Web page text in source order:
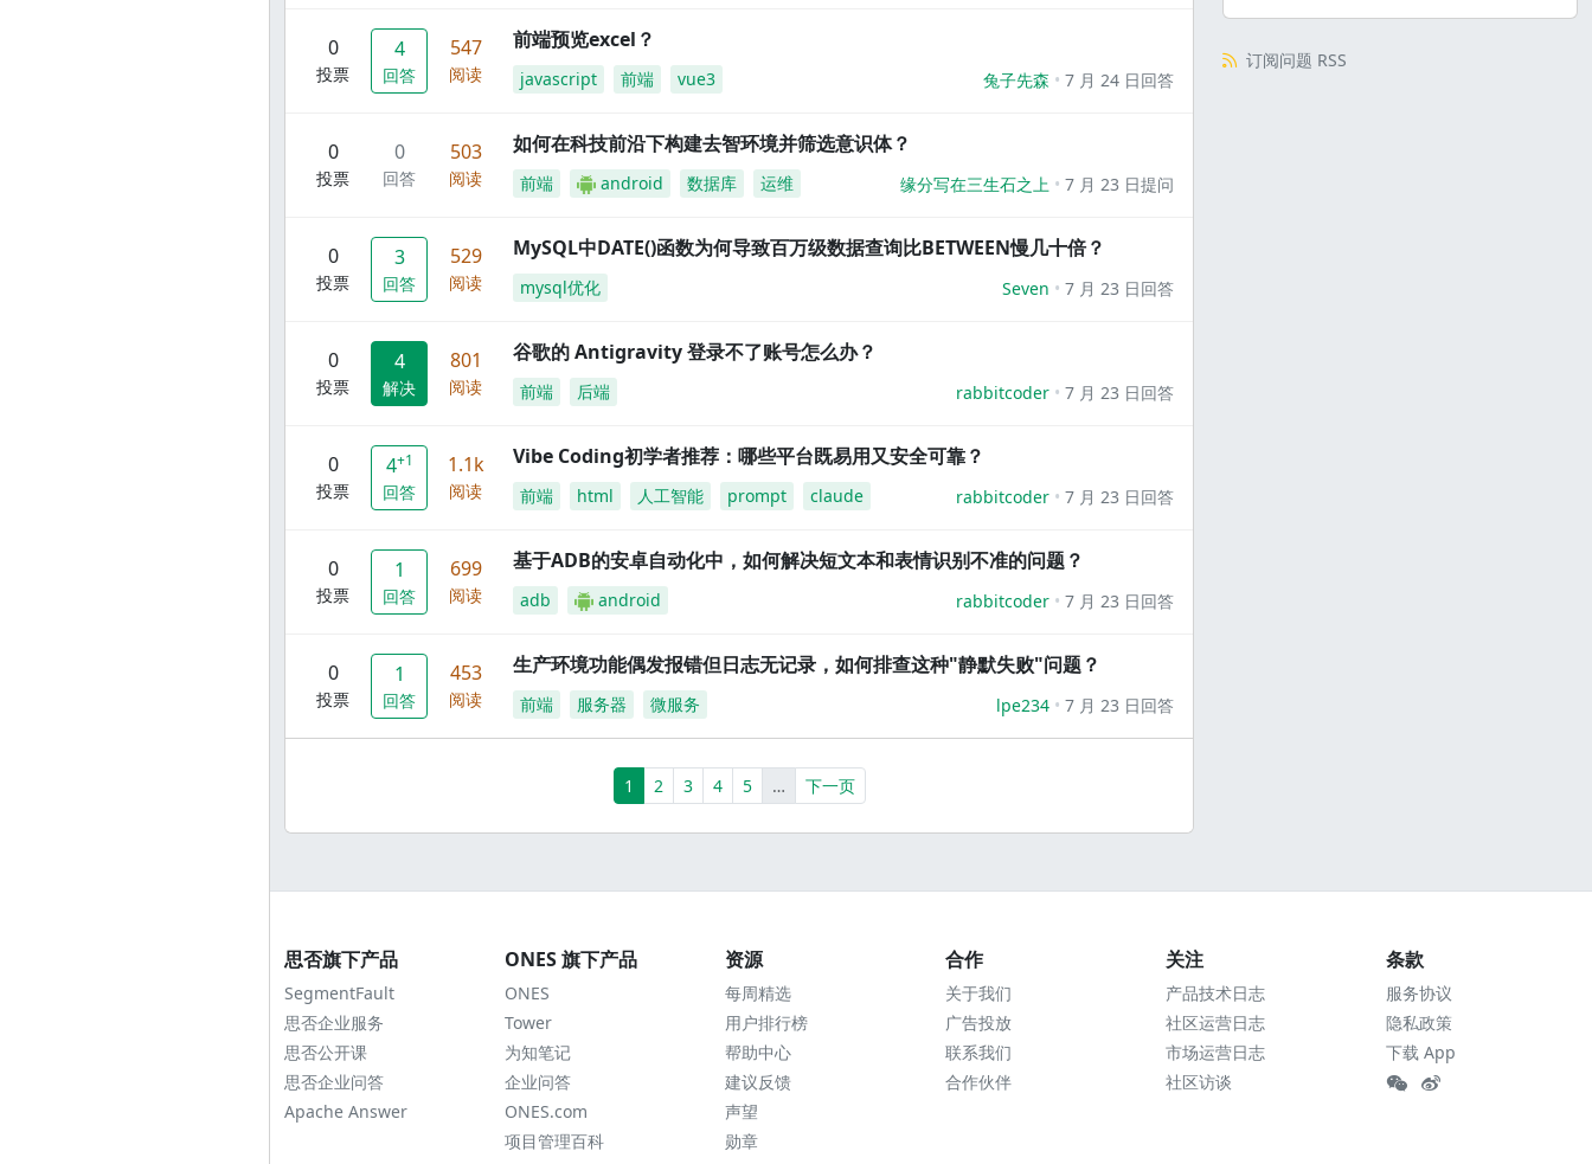
0
投票
4
回答
547
阅读
前端预览excel？
javascript 前端 vue3 兔子先森 7 月 24 日回答
0
投票
0
回答
503
阅读
如何在科技前沿下构建去智环境并筛选意识体？
前端 android 数据库 运维 缘分写在三生石之上 7 月 23 日提问
0
投票
3
回答
529
阅读
MySQL中DATE()函数为何导致百万级数据查询比BETWEEN慢几十倍？
mysql优化 Seven 7 月 23 日回答
0
投票
4
解决
801
阅读
谷歌的 Antigravity 登录不了账号怎么办？
前端 后端 rabbitcoder 7 月 23 日回答
0
投票
4+1
回答
1.1k
阅读
Vibe Coding初学者推荐：哪些平台既易用又安全可靠？
前端 html 人工智能 prompt claude rabbitcoder 7 月 23 日回答
0
投票
1
回答
699
阅读
基于ADB的安卓自动化中，如何解决短文本和表情识别不准的问题？
adb android rabbitcoder 7 月 23 日回答
0
投票
1
回答
453
阅读
生产环境功能偶发报错但日志无记录，如何排查这种"静默失败"问题？
前端 服务器 微服务 lpe234 7 月 23 日回答
1 (current)
2 3 4 5 …More下一页
订阅问题 RSS
思否旗下产品
SegmentFault
思否企业服务
思否公开课
思否企业问答
Apache Answer
ONES 旗下产品
ONES
Tower
为知笔记
企业问答
ONES.com
项目管理百科
资源
每周精选
用户排行榜
帮助中心
建议反馈
声望
勋章
合作
关于我们
广告投放
联系我们
合作伙伴
关注
产品技术日志
社区运营日志
市场运营日志
社区访谈
条款
服务协议
隐私政策
下载 App